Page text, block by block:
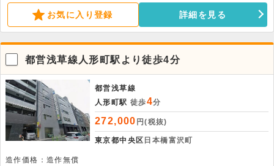
件です。詳細につきましてはぜひお問い合わせください。
お気に入り登録 詳細を見る
都営浅草線人形町駅より徒歩4分
都営浅草線
人形町駅 徒歩4分
272,000 円(税抜)
東京都中央区 日本橋富沢町
造作価格：造作無償